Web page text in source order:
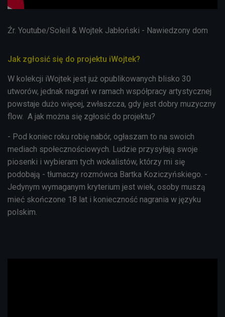
Źr. Youtube/Soleil & Wojtek Jabłoński - Nawiedzony dom
Jak zgłosić się do projektu iWojtek?
W kolekcji iWojtek jest już opublikowanych blisko 30
utworów, jednak nagrań w ramach współpracy artystycznej
powstaje dużo więcej, zwłaszcza, gdy jest dobry muzyczny
flow. A jak można się zgłosić do projektu?
- Pod koniec roku robię nabór, ogłaszam to na swoich
mediach społecznościowych. Ludzie przysyłają swoje
piosenki i wybieram tych wokalistów, którzy mi się
podobają - tłumaczy rozmówca Bartka Koziczyńskiego. -
Jedynym wymaganym kryterium jest wiek, osoby muszą
mieć skończone 18 lat i konieczność nagrania w języku
polskim.